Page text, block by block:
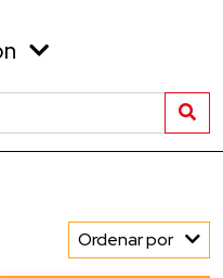
Ordenar por